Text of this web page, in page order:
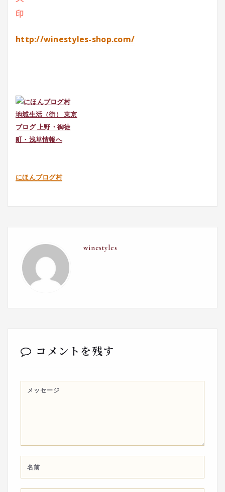
http://winestyles-shop.com/
にほんブログ村
winestyles
コメントを残す